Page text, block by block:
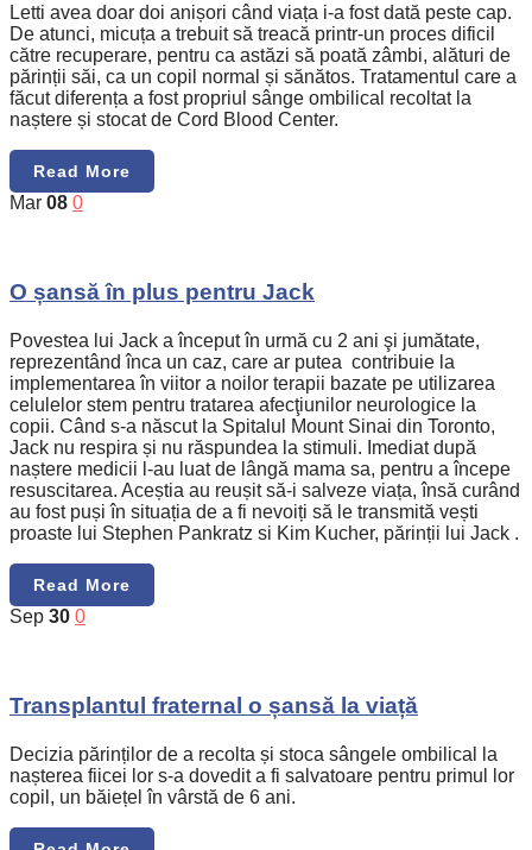
Letti avea doar doi anișori când viața i-a fost dată peste cap.
De atunci, micuța a trebuit să treacă printr-un proces dificil
către recuperare, pentru ca astăzi să poată zâmbi, alături de
părinții săi, ca un copil normal și sănătos. Tratamentul care a
făcut diferența a fost propriul sânge ombilical recoltat la
naștere și stocat de Cord Blood Center.
Read More
Mar 08 0
O șansă în plus pentru Jack
Povestea lui Jack a început în urmă cu 2 ani şi jumătate,
reprezentând înca un caz, care ar putea contribuie la
implementarea în viitor a noilor terapii bazate pe utilizarea
celulelor stem pentru tratarea afecţiunilor neurologice la
copii. Când s-a născut la Spitalul Mount Sinai din Toronto,
Jack nu respira și nu răspundea la stimuli. Imediat după
naștere medicii l-au luat de lângă mama sa, pentru a începe
resuscitarea. Aceștia au reușit să-i salveze viața, însă curând
au fost puși în situația de a fi nevoiți să le transmită vești
proaste lui Stephen Pankratz si Kim Kucher, părinții lui Jack .
Read More
Sep 30 0
Transplantul fraternal o șansă la viață
Decizia părinților de a recolta și stoca sângele ombilical la
nașterea fiicei lor s-a dovedit a fi salvatoare pentru primul lor
copil, un băiețel în vârstă de 6 ani.